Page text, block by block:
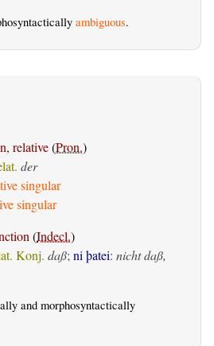
ambiguous.
relative(Pron.)
der
singular
singular
(Indecl.)
Konj. daß; ni þatei: nicht daß,
and morphosyntactically